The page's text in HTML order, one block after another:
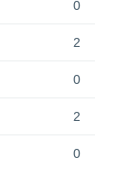
0
2
0
2
0